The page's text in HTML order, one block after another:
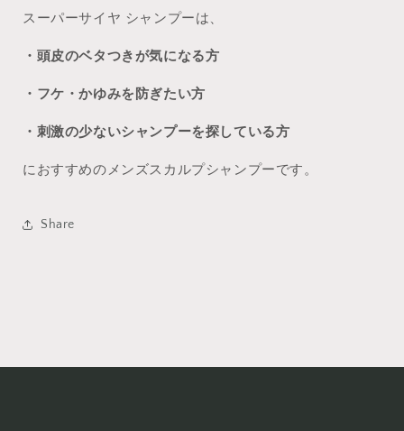
スーパーサイヤ シャンプーは、
・頭皮のベタつきが気になる方
・フケ・かゆみを防ぎたい方
・刺激の少ないシャンプーを探している方
におすすめのメンズスカルプシャンプーです。
Share